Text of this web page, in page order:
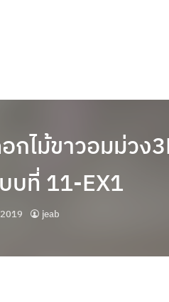
กไม้ขาวอมม่วง
บที่ 11-EX1
jeab